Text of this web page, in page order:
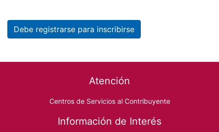
Debe registrarse para inscribirse
Atención
Centros de Servicios al Contribuyente
Información de Interés